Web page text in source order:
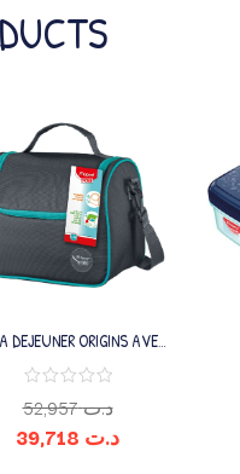
DEJEUNER ORIGINS AVEC
BANDOULIERE GRIS
د.ت52,957
د.ت